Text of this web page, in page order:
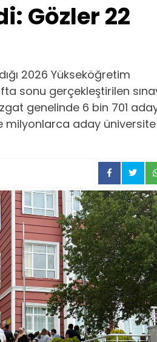
Gözler 22
2026 Yükseköğretim
sonu gerçekleştirilen
genelinde 6 bin 701
milyonlarca aday üniversite